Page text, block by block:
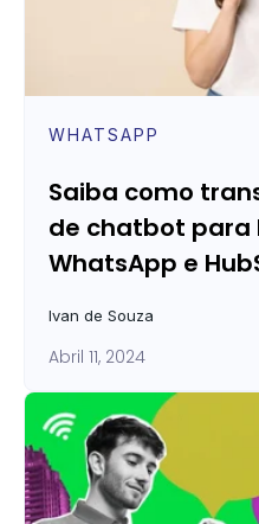
WHATSAPP
Saiba como
de chatbot para
WhatsApp e
Ivan de Souza
Abril 11, 2024